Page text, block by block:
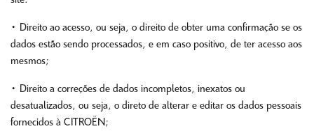
• Direito ao acesso, ou seja, o direito de obter uma confirmação se os
dados estão sendo processados, e em caso positivo, de ter acesso aos
mesmos;
• Direito a correções de dados incompletos, inexatos ou
desatualizados, ou seja, o direto de alterar e editar os dados pessoais
fornecidos à CITROËN;